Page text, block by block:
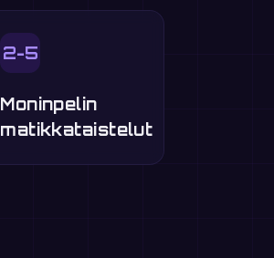
2-5
Moninpelin
matikkataistelut